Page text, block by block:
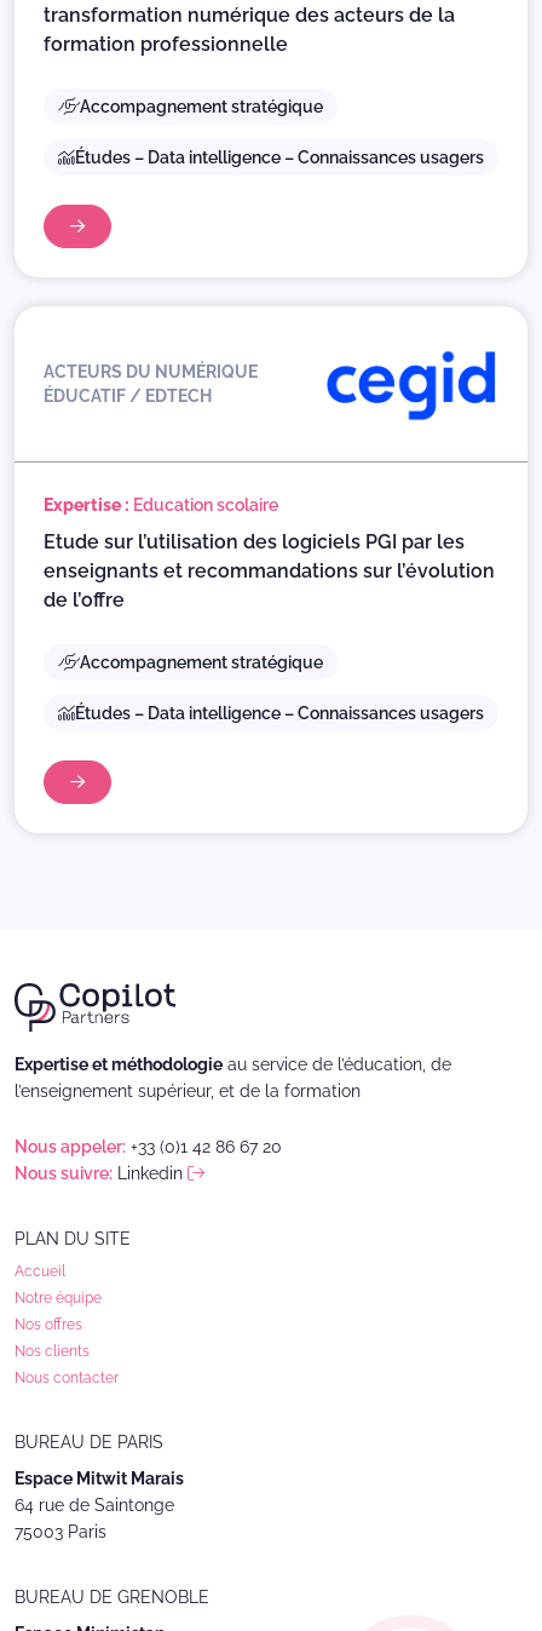
transformation numérique des acteurs de la
formation professionnelle
Accompagnement stratégique
Études – Data intelligence – Connaissances usagers
ACTEURS DU NUMÉRIQUE
ÉDUCATIF / EDTECH
Expertise : Education scolaire
Etude sur l’utilisation des logiciels PGI par les
enseignants et recommandations sur l’évolution
de l’offre
Accompagnement stratégique
Études – Data intelligence – Connaissances usagers
Expertise et méthodologie au service de l’éducation, de
l’enseignement supérieur, et de la formation
Nous appeler: +33 (0)1 42 86 67 20
Nous suivre:
Linkedin
BUREAU DE PARIS ­
Espace Mitwit Marais
64 rue de Saintonge
75003 Paris
BUREAU DE GRENOBLE ­
PLAN DU SITE
Accueil
Notre équipe
Nos offres
Nos clients
Nous contacter